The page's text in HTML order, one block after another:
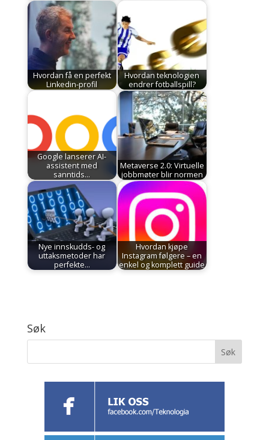
Hvordan få en perfekt
Linkedin-profil
Hvordan teknologien
endrer fotballspill?
Google lanserer AI-
assistent med
sanntids…
Metaverse 2.0: Virtuelle
jobbmøter blir normen
Nye innskudds- og
uttaksmetoder har
perfekte…
Hvordan kjøpe
Instagram følgere – en
enkel og komplett guide
Søk